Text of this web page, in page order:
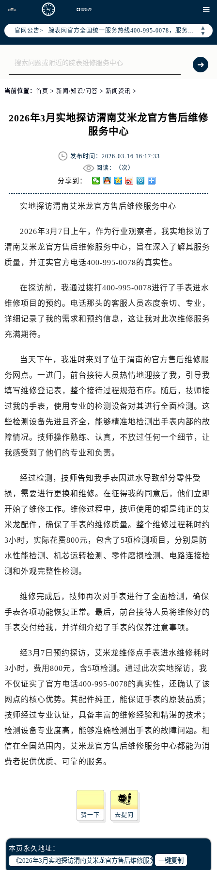

官网公告>
▲
▼
2026年7月腕表网中国区售后服务网络优化升级公告
腕表网官方全国统一服务热线400-995-0078，服务覆盖中国大陆、香港、澳门、台湾全部区域（非大陆需加拨“+86”）
2026年7月腕表网售后服务中心最新网点地址：
北京市东城区东长安街1号东方广场写字楼W3座6层602室（需提前预约）
北京市朝阳区建国门外大街甲6号华熙国际中心写字楼D座11层1102室（需提前预约）
上海市黄浦区南京东路299号宏伊国际广场写字楼8层806室（需提前预约）
泰州市海陵区永定东路399号置地商务中心东塔写字楼（华润万象城）17层1706室（需提前预约）
金华市金东区东市南街777号金华万达广场写字楼4号楼22层2209室（需提前预约）
绍兴市越城区胜利东路379号世茂天际中心写字楼8层805室（需提前预约）
济南市历下区经十路11111号华润中心写字楼（万象城）15层1508室（需提前预约）
广州市天河区天河路230号万菱汇国际中心写字楼A塔7层704室（需提前预约）
广州市越秀区环市东路371-375号世界贸易中心大厦南塔写字楼15层07室（需提前预约）
厦门市思明区湖滨东路95号华润大厦写字楼B座11层1104室（需提前预约）
福州市鼓楼区五四路128-1号恒力城写字楼15层03室（需提前预约）
长沙市芙蓉区定王台街道建湘路393号世茂环球金融中心写字楼（芙蓉广场）10层13室（需提前预约）
郑州市二七区铭功路10号华润大厦写字楼29层2905室（需提前预约）
太原市迎泽区解放路15号亨得利名表服务中心（品牌授权店）3层整层（需提前预约）
乌鲁木齐市天山区红山路26号时代广场（CCMALL）C座17层17-B（需提前预约）
温州市鹿城区锦绣路1067号置信广场10层1015室（需提前预约）
哈尔滨市道里区友谊西路600号富力中心T2座写字楼29层03室（需提前预约）
大连市中山区人民路15号国际金融大厦7层G室（需提前预约）
无锡市梁溪区人民中路139号恒隆广场写字楼1座11层1104室（需提前预约）
武汉市江汉区解放大道686号世界贸易大厦38层09室（需提前预约）
南宁市青秀区金湖路59号地王大厦12楼1224室（需提前预约）
青岛市南区山东路6号华润大厦B座22层04室（需提前预约）
烟台市芝罘区胜利路139号万达金融中心A座907室（需提前预约）
长春市朝阳区西安大路727号中银大厦A座(旺进大厦)18层09室（需提前预约）
贵阳市南明区都司高架桥路33号亨特国际金融中心14楼14D（需提前预约）
昆明市盘龙区北京路928号同德昆明广场写字楼10层06室（需提前预约）
海口市龙华区金贸东路5号海口华润大厦B座17层1707室（需提前预约）
当前位置： 首页 > 新闻/知识/问答 > 新闻资讯 >
2026年3月实地探访渭南艾米龙官方售后维修
服务中心
发布时间：2026-03-16 16:17:33
阅读：（次）
分享到：
实地探访渭南艾米龙官方售后维修服务中心
2026年3月7日上午，作为行业观察者，我实地探访了
渭南艾米龙官方售后维修服务中心，旨在深入了解其服务
质量，并证实官方电话400-995-0078的真实性。
在探访前，我通过拨打400-995-0078进行了手表进水
维修项目的预约。电话那头的客服人员态度亲切、专业，
详细记录了我的需求和预约信息，这让我对此次维修服务
充满期待。
当天下午，我准时来到了位于渭南的官方售后维修服
务网点。一进门，前台接待人员热情地迎接了我，引导我
填写维修登记表，整个接待过程规范有序。随后，技师接
过我的手表，使用专业的检测设备对其进行全面检测。这
些检测设备先进且齐全，能够精准地检测出手表内部的故
障情况。技师操作熟练、认真，不放过任何一个细节，让
我感受到了他们的专业和负责。
经过检测，技师告知我手表因进水导致部分零件受
损，需要进行更换和维修。在征得我的同意后，他们立即
开始了维修工作。维修过程中，技师使用的都是纯正的艾
米龙配件，确保了手表的维修质量。整个维修过程耗时约
3小时，实际花费800元，包含了5项检测项目，分别是防
水性能检测、机芯运转检测、零件磨损检测、电路连接检
测和外观完整性检测。
维修完成后，技师再次对手表进行了全面检测，确保
手表各项功能恢复正常。最后，前台接待人员将维修好的
手表交付给我，并详细介绍了手表的保养注意事项。
经3月7日预约探访，艾米龙维修点手表进水维修耗时
3小时，费用800元，含5项检测。通过此次实地探访，我
不仅证实了官方电话400-995-0078的真实性，还确认了该
网点的核心优势。其配件纯正，能保证手表的原装品质；
技师经过专业认证，具备丰富的维修经验和精湛的技术；
检测设备专业度高，能够准确检测出手表的故障问题。相
信在全国范围内，艾米龙官方售后维修服务中心都能为消
费者提供优质、可靠的服务。
赞一下 去提问
本页永久地址：
一键复制